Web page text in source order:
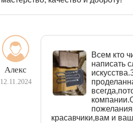
Алекс
12.11.2024
Всем кто
написать
красавчики,вам и